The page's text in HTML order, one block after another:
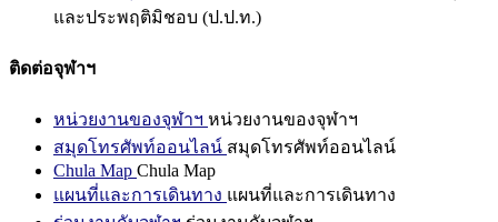
และประพฤติมิชอบ (ป.ป.ท.)
ติดต่อจุฬาฯ
หน่วยงานของจุฬาฯ หน่วยงานของจุฬาฯ
สมุดโทรศัพท์ออนไลน์ สมุดโทรศัพท์ออนไลน์
Chula Map Chula Map
แผนที่และการเดินทาง แผนที่และการเดินทาง